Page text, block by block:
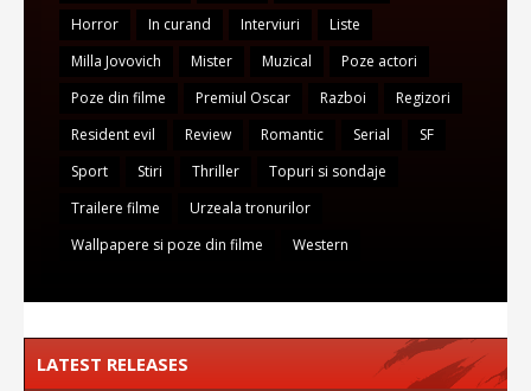
Horror
In curand Interviuri
Liste
Milla Jovovich
Mister Muzical
Poze actori
Poze din filme
Premiul Oscar Razboi
Regizori
Resident evil
Review Romantic Serial
SF
Sport
Stiri Thriller
Topuri si sondaje
Trailere filme
Urzeala tronurilor
Wallpapere si poze din filme
Western
LATEST RELEASES